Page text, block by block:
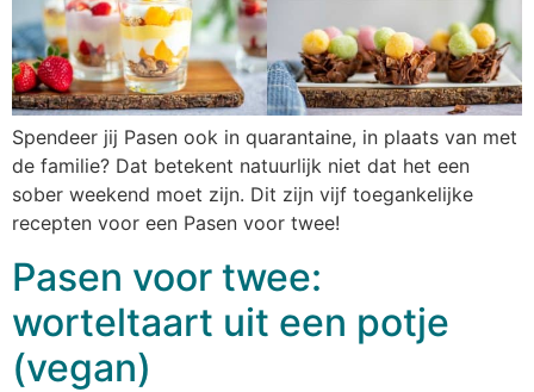
Spendeer jij Pasen ook in quarantaine, in plaats van met
de familie? Dat betekent natuurlijk niet dat het een
sober weekend moet zijn. Dit zijn vijf toegankelijke
recepten voor een Pasen voor twee!
Pasen voor twee:
worteltaart uit een potje
(vegan)